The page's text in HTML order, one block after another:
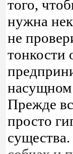
того,
нужна
не
тонкости
насущном
Прежде
просто